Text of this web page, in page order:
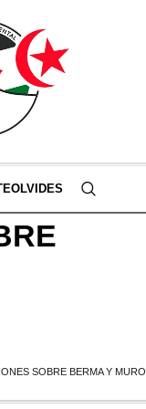
SOBRE BERMA Y MURO